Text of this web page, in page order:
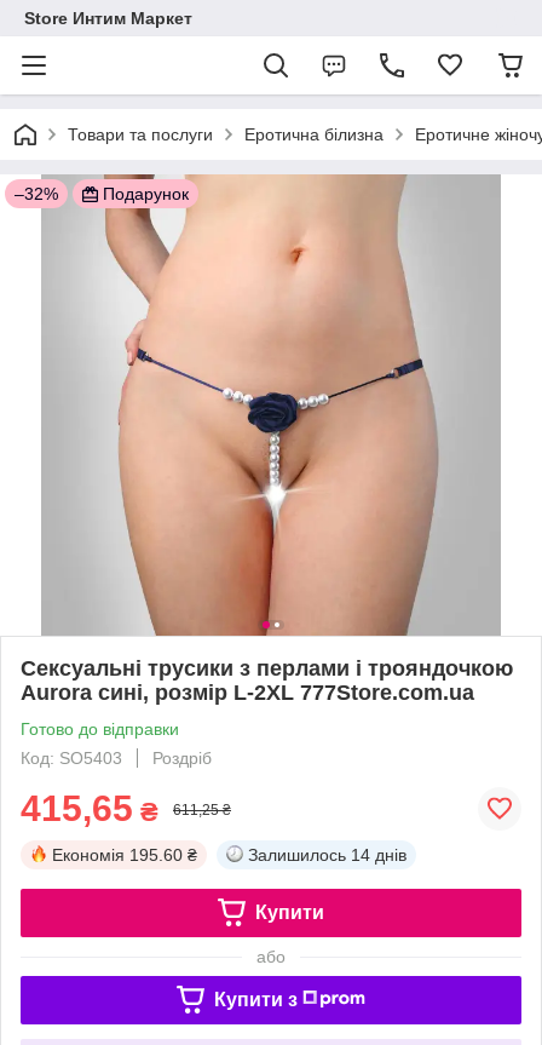
Store Интим Маркет
Товари та послуги Еротична білизна Еротичне
–32% Подарунок
Сексуальні трусики з перлами і трояндочкою
Aurora сині, розмір L-2XL 777Store.com.ua
Готово до відправки
Код: SO5403
Роздріб
415,65 ₴ 611,25 ₴
Економія 195.60 ₴ Залишилось 14 днів
Купити
або
Купити з